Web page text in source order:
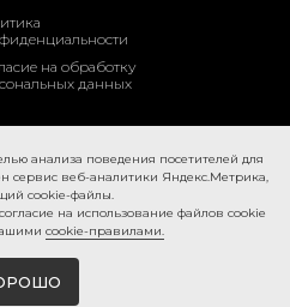
на обработку
данных
анализа поведения посетителей для
cepвиc вeб-aнaлитики Яндeкc.Мeтpикa,
cookie-фaйлы.
нa использование файлов cookie
cookie-правилами.
Tilda